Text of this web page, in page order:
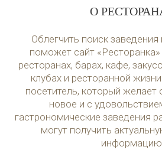
О
Облегчить поиск
поможет сайт
ресторанах, барах, кафе,
клубах и ресторанной
посетитель, который желает
новое и с
гастрономические заведения
могут получить